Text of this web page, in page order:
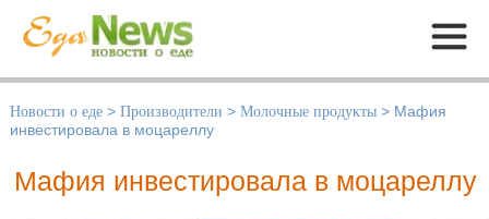
Меню
Новости о еде > Производители > Молочные продукты > Мафия
инвестировала в моцареллу
Мафия инвестировала в моцареллу